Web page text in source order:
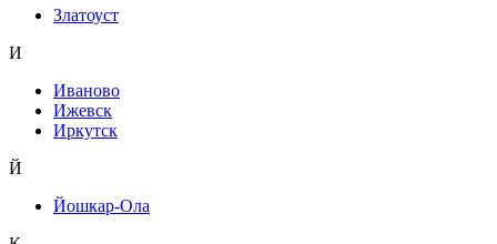
Златоуст
И
Иваново
Ижевск
Иркутск
Й
Йошкар-Ола